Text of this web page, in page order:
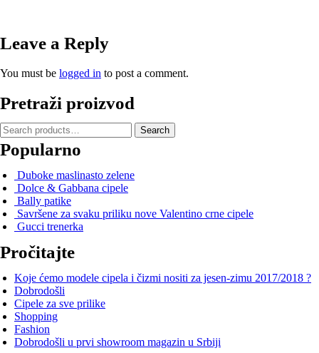
Leave a Reply
You must be logged in to post a comment.
Pretraži proizvod
Search
for:
Search
Popularno
Duboke maslinasto zelene
Dolce & Gabbana cipele
Bally patike
Savršene za svaku priliku nove Valentino crne cipele
Gucci trenerka
Pročitajte
Koje ćemo modele cipela i čizmi nositi za jesen-zimu 2017/2018 ?
Dobrodošli
Cipele za sve prilike
Shopping
Fashion
Dobrodošli u prvi showroom magazin u Srbiji